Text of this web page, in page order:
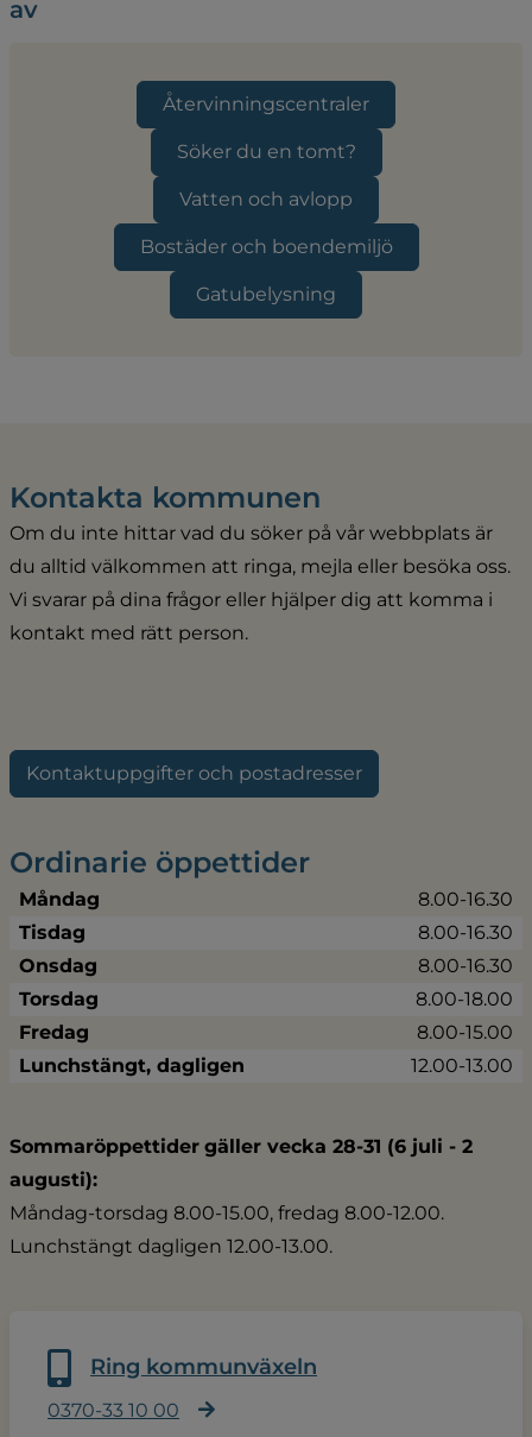
av
Återvinningscentraler
Söker du en tomt?
Vatten och avlopp
Bostäder och boendemiljö
Gatubelysning
Kontakta kommunen
Om du inte hittar vad du söker på vår webbplats är
du alltid välkommen att ringa, mejla eller besöka oss.
Vi svarar på dina frågor eller hjälper dig att komma i
kontakt med rätt person.
Kontaktuppgifter och postadresser
Ordinarie öppettider
Måndag
8.00-16.30
Tisdag
8.00-16.30
Onsdag
8.00-16.30
Torsdag
8.00-18.00
Fredag
8.00-15.00
Lunchstängt, dagligen
12.00-13.00
Sommaröppettider gäller vecka 28-31 (6 juli - 2
augusti):
Måndag-torsdag 8.00-15.00, fredag 8.00-12.00.
Lunchstängt dagligen 12.00-13.00.
Ring kommunväxeln
0370-33 10 00